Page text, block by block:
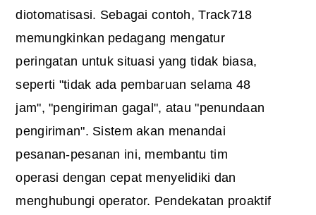
diotomatisasi. Sebagai contoh, Track718
memungkinkan pedagang mengatur
peringatan untuk situasi yang tidak biasa,
seperti "tidak ada pembaruan selama 48
jam", "pengiriman gagal", atau "penundaan
pengiriman". Sistem akan menandai
pesanan-pesanan ini, membantu tim
operasi dengan cepat menyelidiki dan
menghubungi operator. Pendekatan proaktif